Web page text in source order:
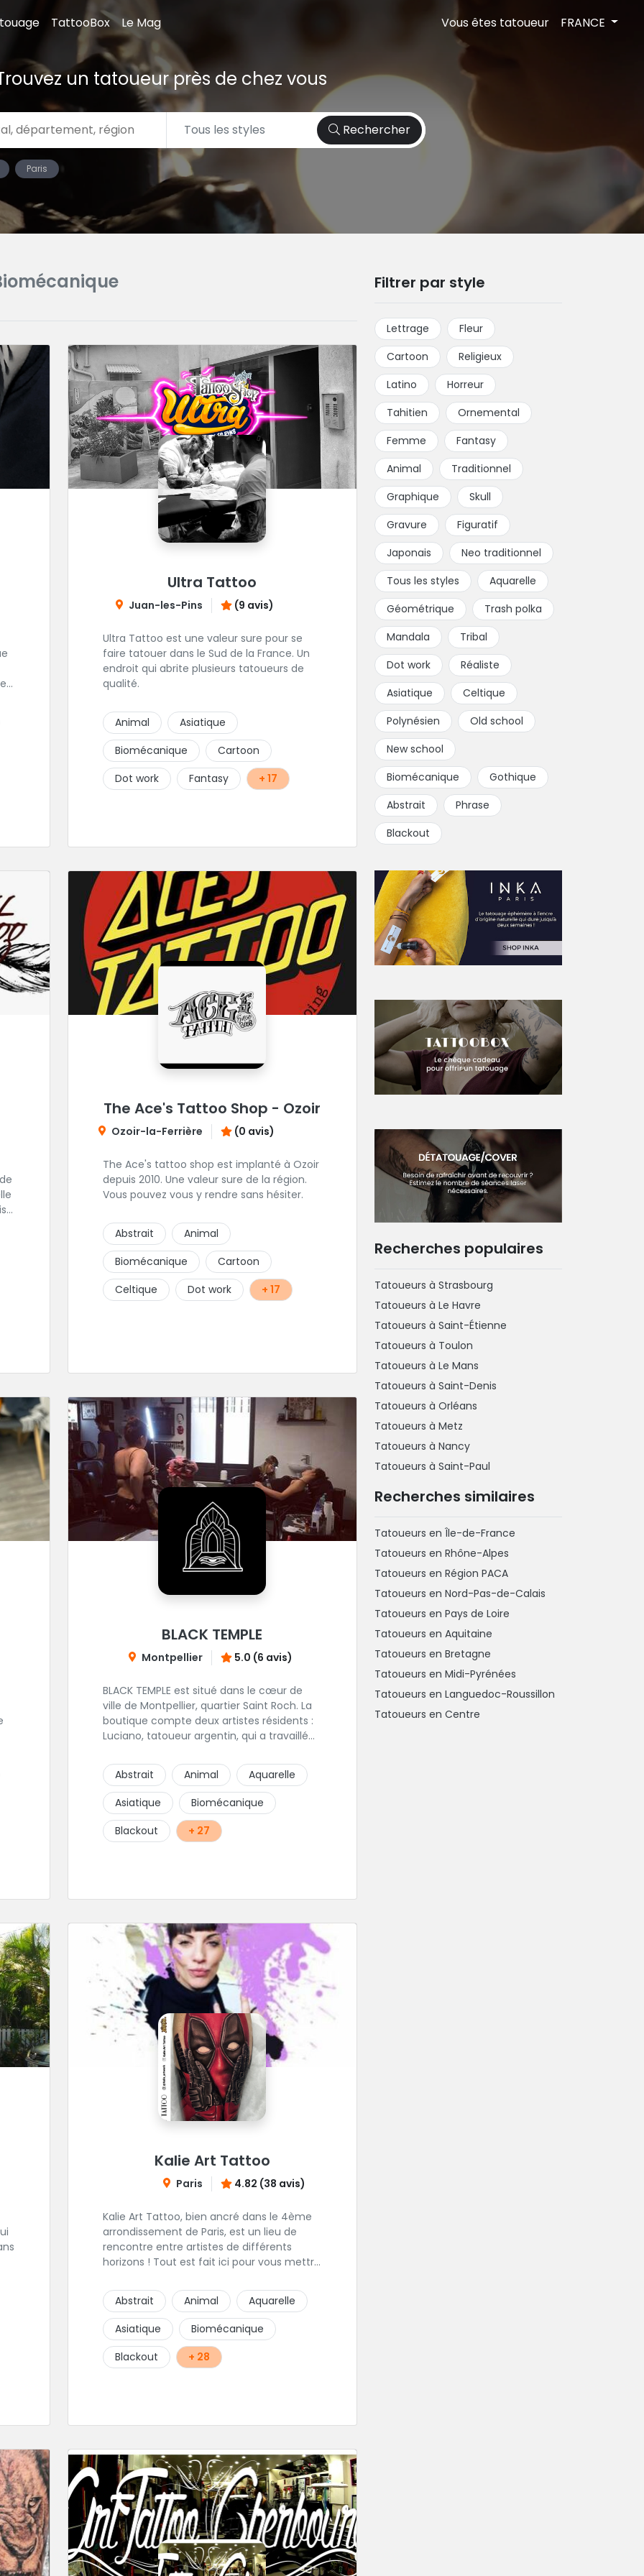
TattooBox Le Mag Vous êtes tatoueur FRANCE
un tatoueur près de chez vous
Rechercher
Paris
Ultra Tattoo
Juan-les-Pins (9 avis)
Ultra Tattoo est une valeur sure pour se
faire tatouer dans le Sud de la France. Un
endroit qui abrite plusieurs tatoueurs de
qualité.
Animal
Asiatique
Biomécanique
Cartoon
Dot work
Fantasy + 17
The Ace's Tattoo Shop - Ozoir
Ozoir-la-Ferrière (0 avis)
The Ace's tattoo shop est implanté à Ozoir
depuis 2010. Une valeur sure de la région.
Vous pouvez vous y rendre sans hésiter.
Abstrait
Animal
Biomécanique
Cartoon
Celtique
Dot work + 17
BLACK TEMPLE
Montpellier 5.0 (6 avis)
BLACK TEMPLE est situé dans le cœur de
ville de Montpellier, quartier Saint Roch. La
boutique compte deux artistes résidents :
Luciano, tatoueur argentin, qui a travaillé
avant de venir s'installer en France en 2014.
Et, Jaxar, qui a travaillé dans plusieurs
boutiques de la ville avant de rejoindre
notre équipe. La boutique accueille
plusieurs artistes tatoueurs en tant que
guests tout au long de l'année afin de
Abstrait Animal
Aquarelle
Asiatique
Biomécanique
Blackout
+ 27
Kalie Art Tattoo
Paris 4.82 (38 avis)
Kalie Art Tattoo, bien ancré dans le 4ème
arrondissement de Paris, est un lieu de
rencontre entre artistes de différents
horizons ! Tout est fait ici pour vous mettre
projet.
Abstrait Animal
Aquarelle
Asiatique
Biomécanique
Blackout
+ 28
Filtrer par style
Lettrage
Fleur
Cartoon
Religieux
Latino
Horreur
Tahitien
Ornemental
Femme
Fantasy
Animal
Traditionnel
Graphique
Skull
Gravure
Figuratif
Japonais
Neo traditionnel
Tous les styles
Aquarelle
Géométrique
Trash polka
Mandala
Tribal
Dot work
Réaliste
Asiatique
Celtique
Polynésien
Old school
New school
Biomécanique
Gothique
Abstrait
Phrase
Blackout
Recherches populaires
Tatoueurs à Strasbourg
Tatoueurs à Le Havre
Tatoueurs à Saint-Étienne
Tatoueurs à Toulon
Tatoueurs à Le Mans
Tatoueurs à Saint-Denis
Tatoueurs à Orléans
Tatoueurs à Metz
Tatoueurs à Nancy
Tatoueurs à Saint-Paul
Recherches similaires
Tatoueurs en Île-de-France
Tatoueurs en Rhône-Alpes
Tatoueurs en Région PACA
Tatoueurs en Nord-Pas-de-Calais
Tatoueurs en Pays de Loire
Tatoueurs en Aquitaine
Tatoueurs en Bretagne
Tatoueurs en Midi-Pyrénées
Tatoueurs en Languedoc-Roussillon
Tatoueurs en Centre